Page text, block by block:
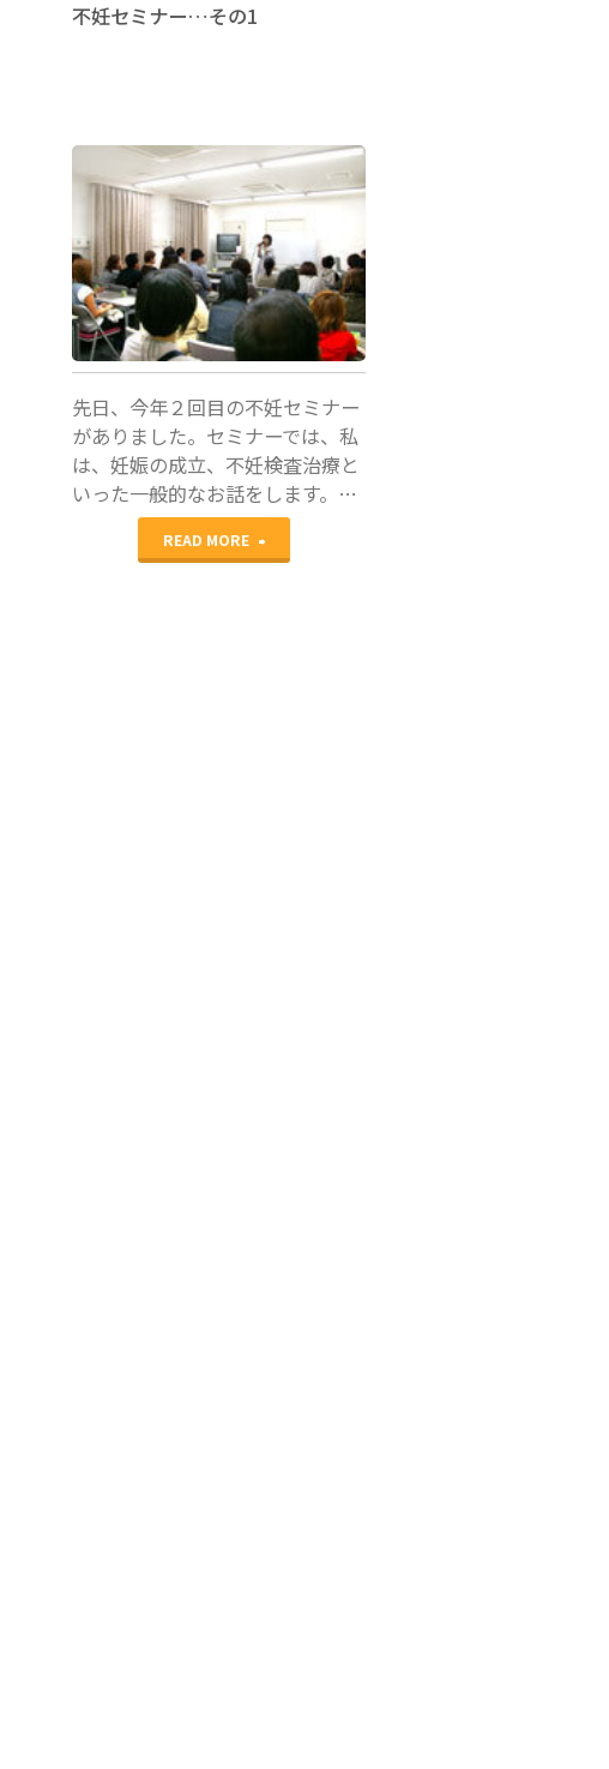
不妊セミナー…その1
船曳美也
先日、今年２回目の不妊セミナー
がありました。セミナーでは、私
は、妊娠の成立、不妊検査治療と
いった一般的なお話をします。…
READ MORE
"不